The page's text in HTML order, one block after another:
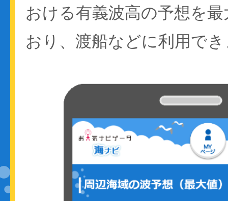
おける有義波高の予想を
おり、渡船などに利用で